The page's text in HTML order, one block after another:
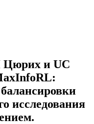
Цюрих и UC
исследования